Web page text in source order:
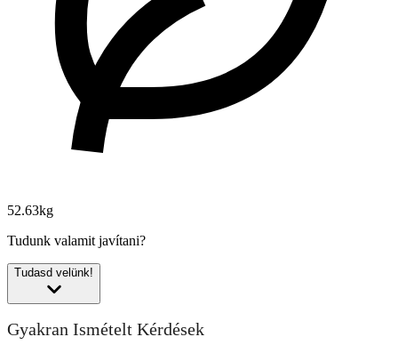
52.63kg
Tudunk valamit javítani?
Tudasd velünk!
Gyakran Ismételt Kérdések